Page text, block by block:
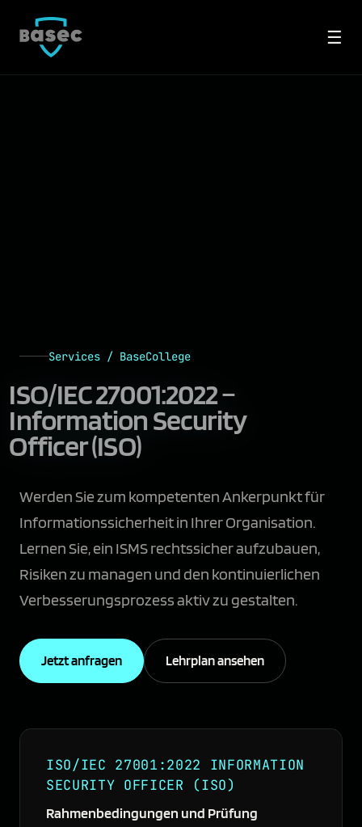
☰
Services / BaseCollege
ISO/IEC 27001:2022 –
Information Security
Officer (ISO)
Werden Sie zum kompetenten Ankerpunkt für
Informations­sicherheit in Ihrer Organisation.
Lernen Sie, ein ISMS rechtssicher aufzubauen,
Risiken zu managen und den kontinuierlichen
Verbesserungsprozess aktiv zu gestalten.
Jetzt anfragen Lehrplan ansehen
ISO/IEC 27001:2022 INFORMATION
SECURITY OFFICER (ISO)
Rahmenbedingungen und Prüfung